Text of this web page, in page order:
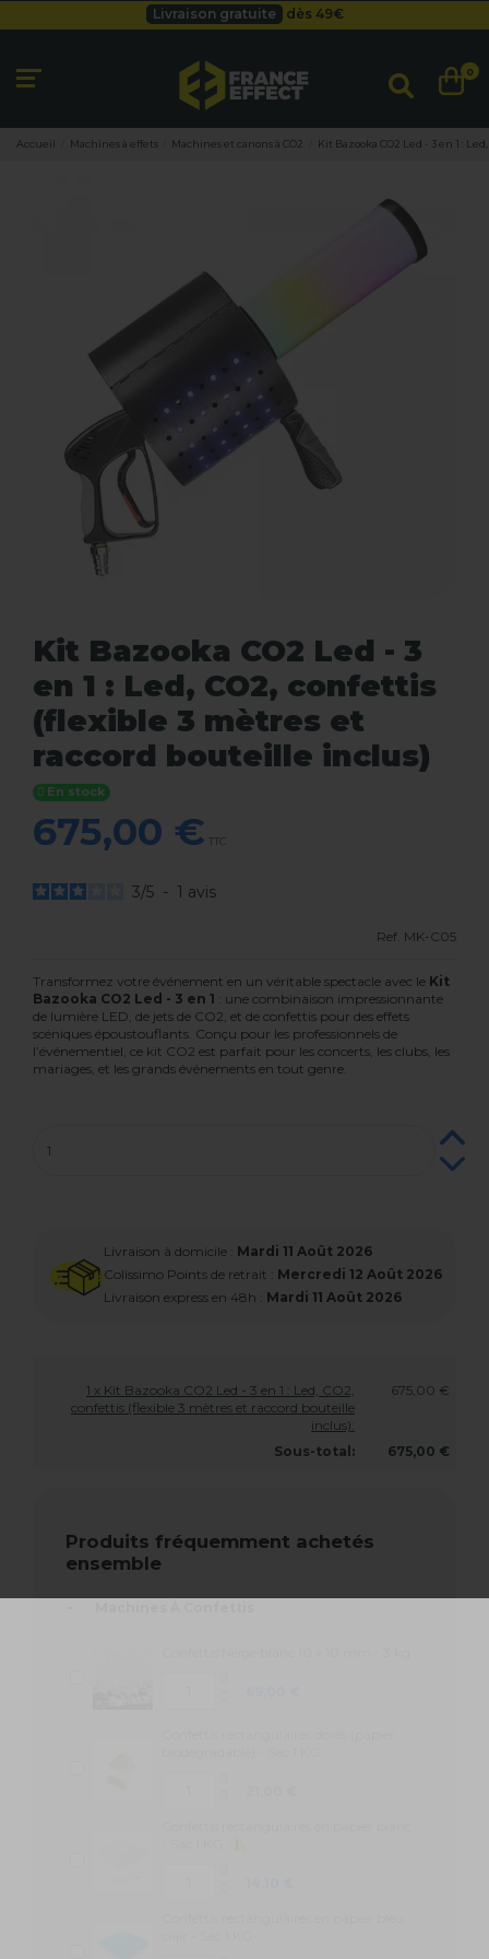
Besoin d'un devis pro ?
Cliquez ici
0
Accueil Machines à effets Machines et canons à CO2 Kit Bazooka CO2 Led - 3 en 1 :
Kit Bazooka CO2 Led - 3
en 1 : Led, CO2, confettis
(flexible 3 mètres et
raccord bouteille inclus)
En stock
675,00 € TTC
3/5 - 1 avis
Ref. MK-C05
Transformez votre événement en un véritable spectacle avec le Kit
Bazooka CO2 Led - 3 en 1 : une combinaison impressionnante
de lumière LED, de jets de CO2, et de confettis pour des effets
scéniques époustouflants. Conçu pour les professionnels de
l’événementiel, ce kit CO2 est parfait pour les concerts, les clubs, les
mariages, et les grands événements en tout genre.
Livraison à domicile : Mardi 11 Août 2026
Colissimo Points de retrait : Mercredi 12 Août 2026
Livraison express en 48h : Mardi 11 Août 2026
1 x Kit Bazooka CO2 Led - 3 en 1 : Led, CO2,
confettis (flexible 3 mètres et raccord bouteille
inclus):
675,00 €
Sous-total: 675,00 €
Produits fréquemment achetés
ensemble
-